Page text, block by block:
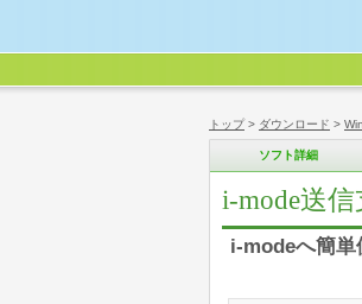
トップ> ダウンロード >
ソフト詳細
i-mode送
i-modeへ簡単